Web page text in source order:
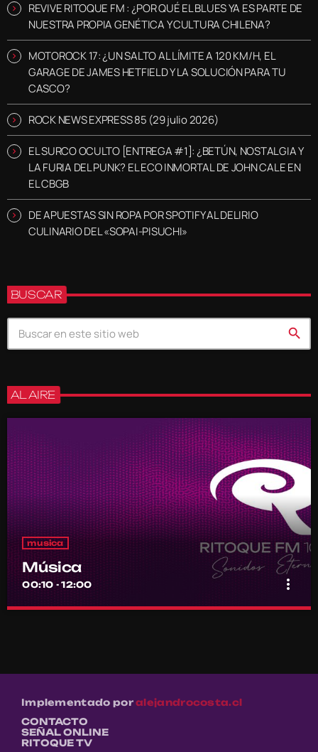
REVIVE RITOQUE FM : ¿POR QUÉ EL BLUES YA ES PARTE DE
NUESTRA PROPIA GENÉTICA Y CULTURA CHILENA?
MOTOROCK 17: ¿UN SALTO AL LÍMITE A 120 KM/H, EL
GARAGE DE JAMES HETFIELD Y LA SOLUCIÓN PARA TU
CASCO?
ROCK NEWS EXPRESS 85 (29 julio 2026)
EL SURCO OCULTO [ENTREGA #1]: ¿BETÚN, NOSTALGIA Y
LA FURIA DEL PUNK? EL ECO INMORTAL DE JOHN CALE EN
EL CBGB
DE APUESTAS SIN ROPA POR SPOTIFY AL DELIRIO
CULINARIO DEL «SOPAI-PISUCHI»
BUSCAR
search
AL AIRE
musica
Música
00:10 - 12:00 more_vert
Música
Implementado poralejandrocosta.cl
CONTACTO
SEÑAL ONLINE
RITOQUE TV